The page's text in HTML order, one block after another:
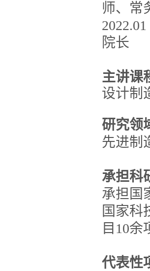
师、常
院长
主讲课
设计制
研究领
先进制
承担科
承担国
国家科
目10余
代表性